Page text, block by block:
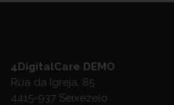
4DigitalCare DEMO
Rua da Igreja, 85
4415-937 Seixezelo